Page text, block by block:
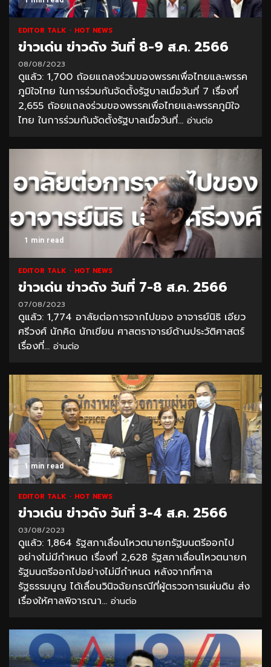
EDITOR TALK HOT NEWS
ข่าวเด่น ข่าวดัง วันที่ 8-9 ส.ค. 2566
08/08/2023
ดูแล้ว: 1,700 ถ้อยแถลงร่วมของพรรคเพื่อไทยและพรรค
ภูมิใจไทย ในการร่วมกันจัดตั้งรัฐบาลเมื่อวันที่ 7 เรื่องที่
2,655 ถ้อยแถลงร่วมของพรรคเพื่อไทยและพรรคภูมิใจ
ไทย ในการร่วมกันจัดตั้งรัฐบาลเมื่อวันที่... อ่านต่อ
1 min read
EDITOR TALK HOT NEWS
ข่าวเด่น ข่าวดัง วันที่ 7-8 ส.ค. 2566
07/08/2023
ดูแล้ว: 1,774 อาลัยต่อการจากไปของ อาจารย์นิธิ เอียว
ศรีวงศ์ นักคิด นักเขียน ศาสตราจารย์ด้านประวัติศาสตร์
เรื่องที่... อ่านต่อ
1 min read
EDITOR TALK HOT NEWS
ข่าวเด่น ข่าวดัง วันที่ 3-4 ส.ค. 2566
03/08/2023
ดูแล้ว: 1,864 รัฐสภาเลื่อนโหวตนายกรัฐมนตรีออกไป
อย่างไม่มีกำหนด เรื่องที่ 2,628 รัฐสภาเลื่อนโหวตนายก
รัฐมนตรีออกไปอย่างไม่มีกำหนด หลังจากที่ศาล
รัฐธรรมนูญ ได้เลื่อนวินิจฉัยกรณีที่ผู้ตรวจการแผ่นดิน ส่ง
เรื่องให้ศาลพิจารณา... อ่านต่อ